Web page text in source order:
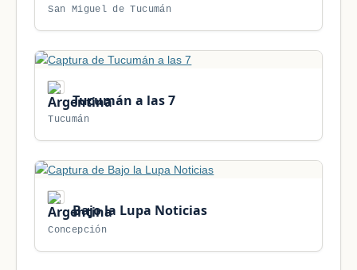
San Miguel de Tucumán
Tucumán a las 7
Tucumán
Bajo la Lupa Noticias
Concepción